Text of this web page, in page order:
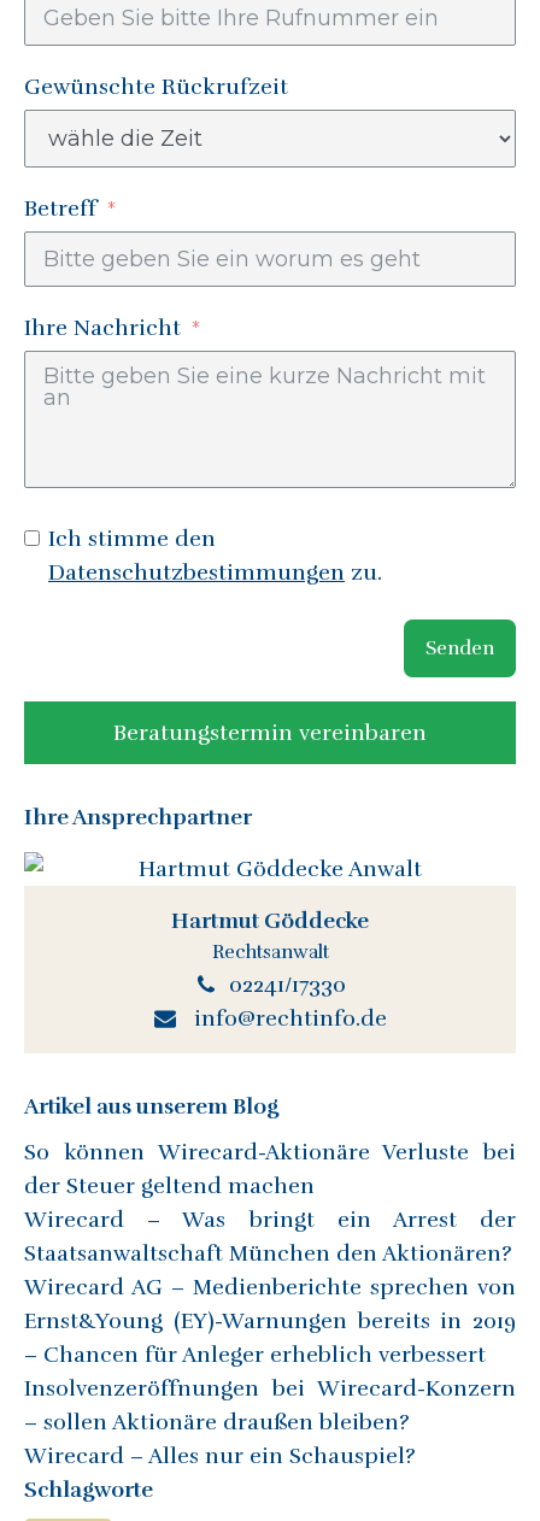
Gewünschte Rückrufzeit
Betreff
Ihre Nachricht
Ich stimme den
Datenschutzbestimmungen zu.
Senden
Beratungstermin vereinbaren
Ihre Ansprechpartner
Hartmut Göddecke
Rechtsanwalt
02241/17330
info@rechtinfo.de
Artikel aus unserem Blog
So können Wirecard-Aktionäre Verluste bei
der Steuer geltend machen
Wirecard – Was bringt ein Arrest der
Staatsanwaltschaft München den Aktionären?
Wirecard AG – Medienberichte sprechen von
Ernst&Young (EY)-Warnungen bereits in 2019
– Chancen für Anleger erheblich verbessert
Insolvenzeröffnungen bei Wirecard-Konzern
– sollen Aktionäre draußen bleiben?
Wirecard – Alles nur ein Schauspiel?
Schlagworte